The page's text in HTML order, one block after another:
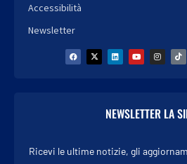
Accessibilità
Newsletter
NEWSLETTER LA
Ricevi le ultime notizie, gli